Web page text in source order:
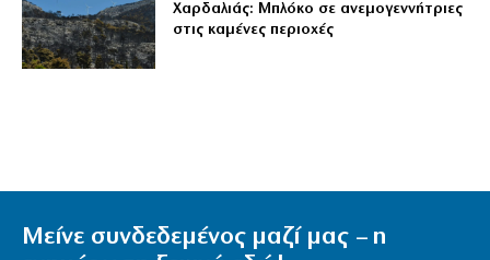
Χαρδαλιάς: Μπλόκο σε ανεμογεννήτριες
στις καμένες περιοχές
Μείνε συνδεδεμένος μαζί μας – η